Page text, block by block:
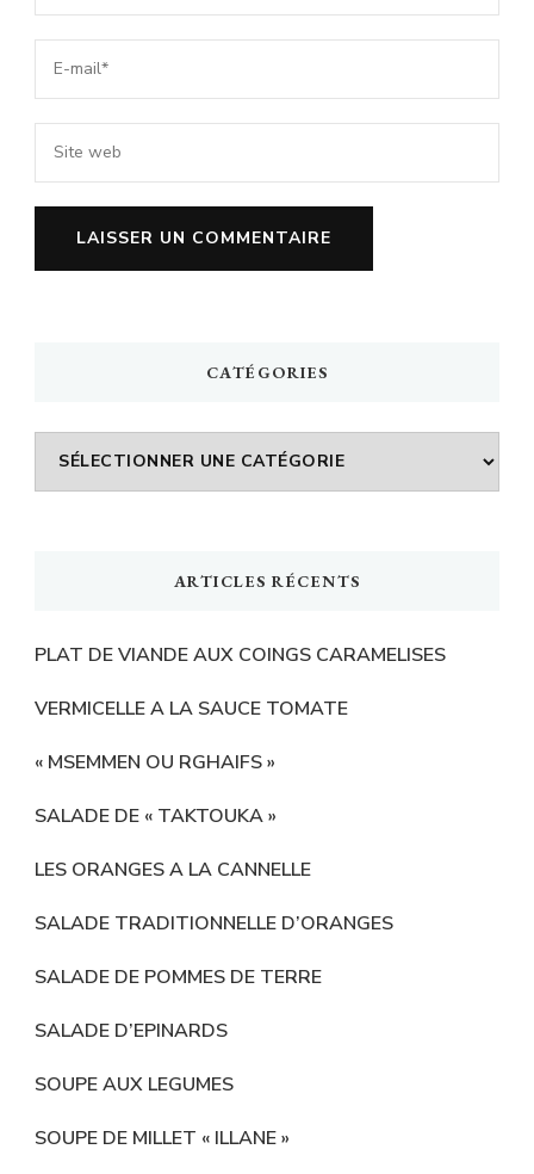
CATÉGORIES
Catégories
ARTICLES RÉCENTS
PLAT DE VIANDE AUX COINGS CARAMELISES
VERMICELLE A LA SAUCE TOMATE
« MSEMMEN OU RGHAIFS »
SALADE DE « TAKTOUKA »
LES ORANGES A LA CANNELLE
SALADE TRADITIONNELLE D’ORANGES
SALADE DE POMMES DE TERRE
SALADE D’EPINARDS
SOUPE AUX LEGUMES
SOUPE DE MILLET « ILLANE »